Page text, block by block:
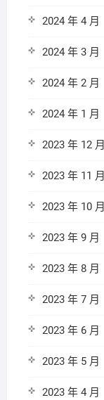
2024 年 4 月
2024 年 3 月
2024 年 2 月
2024 年 1 月
2023 年 12 月
2023 年 11 月
2023 年 10 月
2023 年 9 月
2023 年 8 月
2023 年 7 月
2023 年 6 月
2023 年 5 月
2023 年 4 月